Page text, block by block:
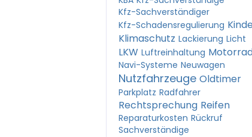
Kfz-Sachverständiger
Kfz-Schadensregulierung
Klimaschutz Lackierung Licht
LKW Luftreinhaltung
Navi-Systeme Neuwagen
Nutzfahrzeuge Oldtimer
Parkplatz Radfahrer
Rechtsprechung Reifen
Reparaturkosten Rückruf
Sachverständige